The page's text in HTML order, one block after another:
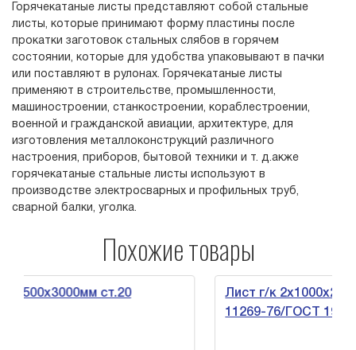
Горячекатаные листы представляют собой стальные
листы, которые принимают форму пластины после
прокатки заготовок стальных слябов в горячем
состоянии, которые для удобства упаковывают в пачки
или поставляют в рулонах. Горячекатаные листы
применяют в строительстве, промышленности,
машиностроении, станкостроении, кораблестроении,
военной и гражданской авиации, архитектуре, для
изготовления металлоконструкций различного
настроения, приборов, бытовой техники и т. д.акже
горячекатаные стальные листы используют в
производстве электросварных и профильных труб,
сварной балки, уголка.
Похожие товары
ст.20
Лист г/к 2х1000х2000мм
11269-76/ГОСТ 19903-15